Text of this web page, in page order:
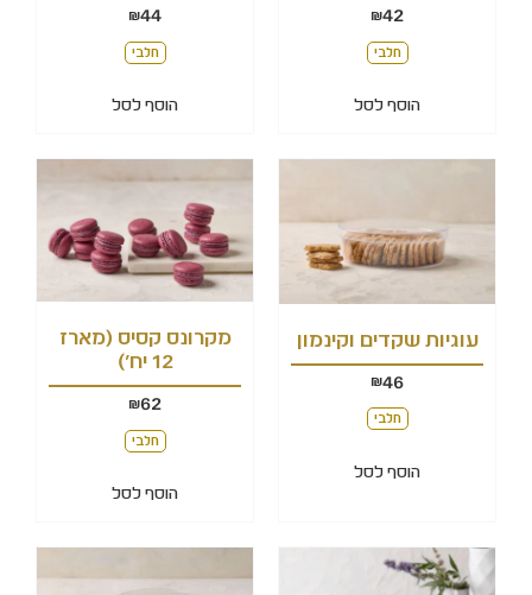
42
₪
חלבי
הוסף לסל
44
₪
חלבי
הוסף לסל
עוגיות שקדים וקינמון
46
₪
חלבי
הוסף לסל
מקרונס קסיס (מארז
12 יח')
62
₪
חלבי
הוסף לסל